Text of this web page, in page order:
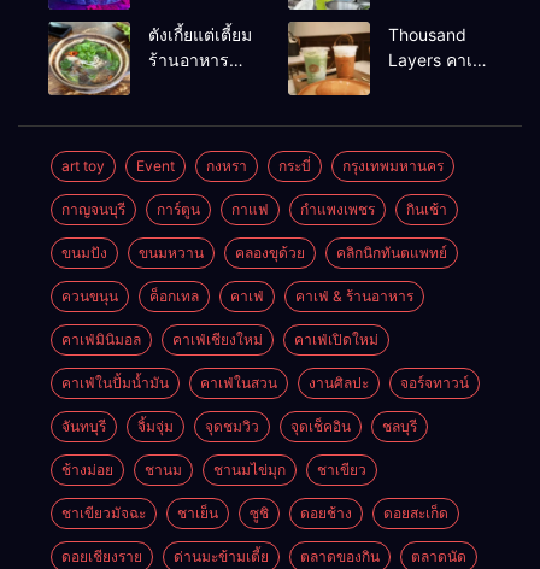
แบงค์คอก
อร่อยร้านดัง
หาดใหญ่
ตังเกี้ยแต่เตี้ยม
ร้านอาหาร
Thousand
Layers คาเฟ่
art toy Event กงหรา กระบี่ กรุงเทพมหานคร
กาญจนบุรี การ์ตูน กาแฟ กำแพงเพชร กินเช้า
ขนมปัง ขนมหวาน คลองขุด้วย คลิกนิกทันตแพทย์
ควนขนุน ค็อกเทล คาเฟ่ คาเฟ่ & ร้านอาหาร
คาเฟ่มินิมอล คาเฟ่เชียงใหม่ คาเฟ่เปิดใหม่
คาเฟ่ในปั้มน้ำมัน คาเฟ่ในสวน งานศิลปะ จอร์จทาวน์
จันทบุรี จิ้มจุ่ม จุดชมวิว จุดเช็คอิน ชลบุรี
ช้างม่อย ชานม ชานมไข่มุก ชาเขียว
ชาเขียวมัจฉะ ชาเย็น ซูชิ ดอยช้าง ดอยสะเก็ด
ดอยเชียงราย ด่านมะข้ามเตี้ย ตลาดของกิน ตลาดนัด